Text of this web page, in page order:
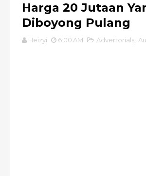
Harga 20 Jutaan
Diboyong Pulang
Heizyi 6:00 AM Advertorials